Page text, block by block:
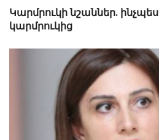
Կարմրուկի նշաններ.
կարմրուկից